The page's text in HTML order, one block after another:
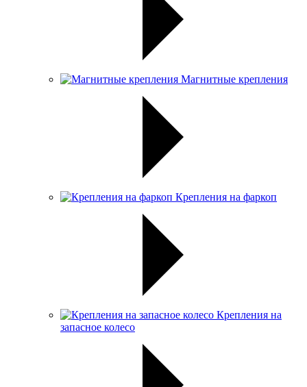
Магнитные крепления
Крепления на фаркоп
Крепления на
запасное колесо